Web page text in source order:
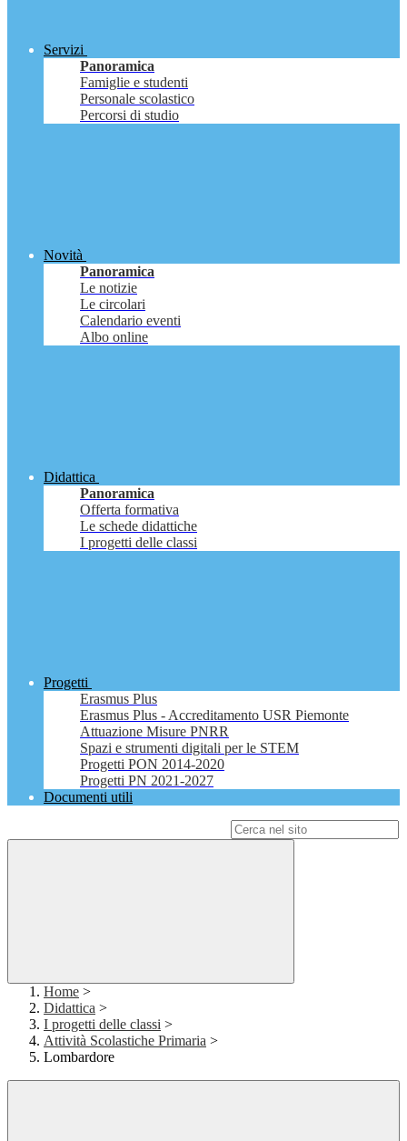
Servizi
Panoramica
Famiglie e studenti
Personale scolastico
Percorsi di studio
Novità
Panoramica
Le notizie
Le circolari
Calendario eventi
Albo online
Didattica
Panoramica
Offerta formativa
Le schede didattiche
I progetti delle classi
Progetti
Erasmus Plus
Erasmus Plus - Accreditamento USR Piemonte
Attuazione Misure PNRR
Spazi e strumenti digitali per le STEM
Progetti PON 2014-2020
Progetti PN 2021-2027
Documenti utili
Home >
Didattica >
I progetti delle classi >
Attività Scolastiche Primaria >
Lombardore